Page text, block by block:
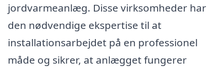
jordvarmeanlæg. Disse virksomheder har
den nødvendige ekspertise til at
installationsarbejdet på en professionel
måde og sikrer, at anlægget fungerer